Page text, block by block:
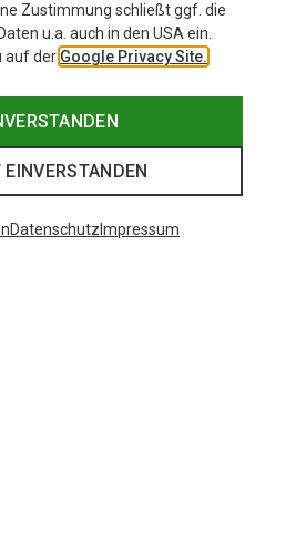
Zustimmung schließt ggf. die
u.a. auch in den USA ein.
auf der Google Privacy Site.
Datenschutz Impressum